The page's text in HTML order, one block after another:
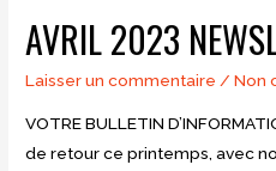
#6
AVRIL 2023
Laisser un commentaire /Non
VOTRE BULLETIN
de retour ce printemps, avec